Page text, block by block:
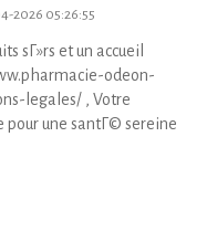
2026 05:26:55
sГ»rs et un accueil
odeon-
legales/ , Votre
une santГ© sereine